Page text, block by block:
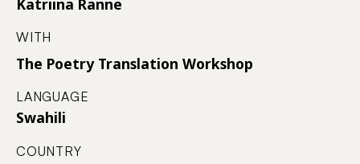
Katriina Ranne
WITH
The Poetry Translation Workshop
LANGUAGE
Swahili
COUNTRY